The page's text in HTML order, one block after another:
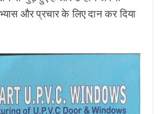
और प्रचार के लिए दान कर दिया